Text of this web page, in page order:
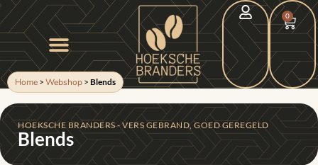
0
Home > Webshop > Blends
HOEKSCHE BRANDERS - VERS GEBRAND, GOED GEREGELD
Blends